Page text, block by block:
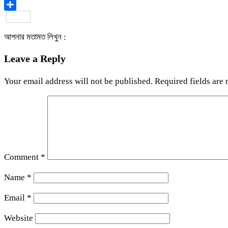
Viber
আপনার মতামত লিখুন :
Leave a Reply
Your email address will not be published. Required fields are
Comment *
Name *
Email *
Website